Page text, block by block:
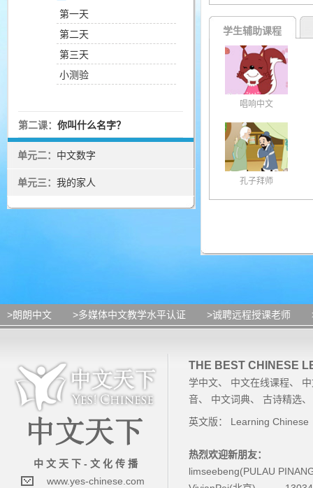
第一天
第二天
第三天
小测验
第二课： 你叫什么名字？
单元二： 中文数字
单元三： 我的家人
学生辅助课程
唱响中文
孔子拜师
>朗朗中文 >多媒体中文教学水平认证 >诚聘远程授课老师
中 文 天 下 - 文 化 传 播
www.yes-chinese.com
THE BEST CHINESE
学中文、 中文在线课程、
音、 中文词典、 古诗精选
英文版： Learning Chinese
热烈欢迎新朋友：
limseebeng(PULAU